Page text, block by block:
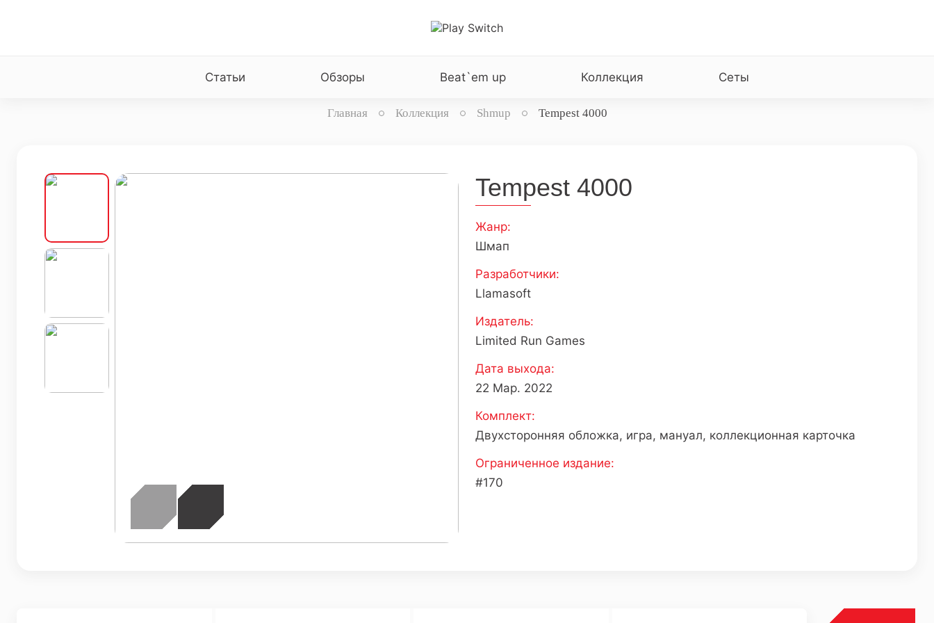
Статьи Обзоры Beat`em up Коллекция Сеты
Главная Коллекция Shmup Tempest 4000
Tempest 4000
Жанр:
Шмап
Разработчики:
Llamasoft
Издатель:
Limited Run Games
Дата выхода:
22 Мар. 2022
Комплект:
Двухсторонняя обложка, игра, мануал, коллекционная карточка
Ограниченное издание:
#170